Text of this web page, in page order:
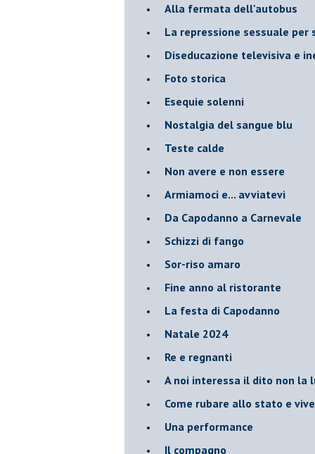
Alla fermata dell'autobus
La repressione sessuale per
Diseducazione televisiva e
Foto storica
Esequie solenni
Nostalgia del sangue blu
Teste calde
Non avere e non essere
Armiamoci e... avviatevi
Da Capodanno a Carnevale
Schizzi di fango
Sor-riso amaro
Fine anno al ristorante
La festa di Capodanno
Natale 2024
Re e regnanti
A noi interessa il dito non la
Come rubare allo stato e
Una performance
Il compagno